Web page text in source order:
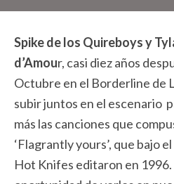
Spike de los Quireboys y
d’Amour, casi diez años
Octubre en el Borderline de
subir juntos en el escenario
más las canciones que
‘Flagrantly yours’, que bajo
Hot Knifes editaron en 1996.